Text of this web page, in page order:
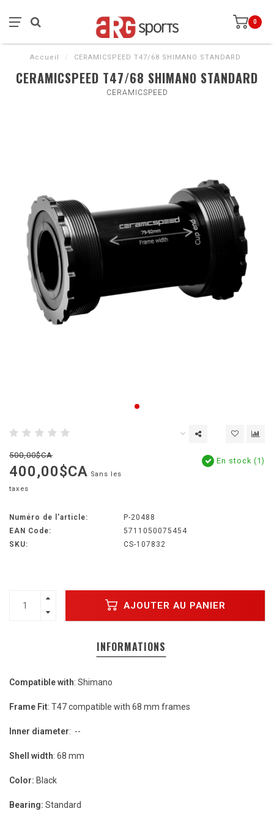
0
Accueil / CERAMICSPEED T47/68 SHIMANO STANDARD
CERAMICSPEED T47/68 SHIMANO STANDARD
CERAMICSPEED
500,00$CA
400,00$CA Sans les
taxes
En stock (1)
Numéro de l'article:
P-20488
EAN Code:
5711050075454
SKU:
CS-107832
AJOUTER AU PANIER
INFORMATIONS
Compatible with: Shimano
Frame Fit: T47 compatible with 68 mm frames
Inner diameter: --
Shell width: 68 mm
Color: Black
Bearing: Standard